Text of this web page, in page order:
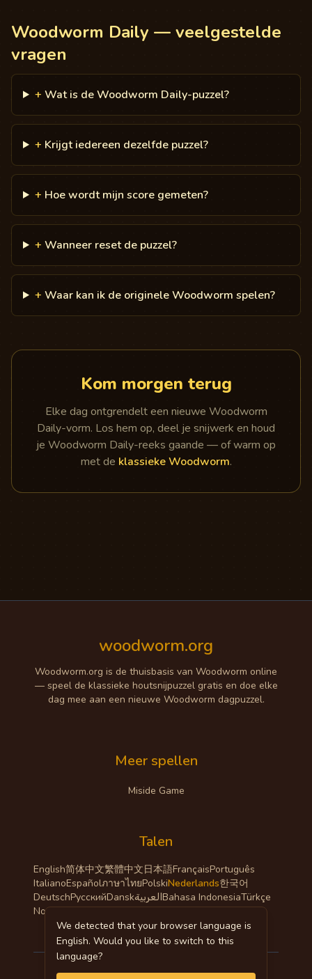
Woodworm Daily — veelgestelde
vragen
+ Wat is de Woodworm Daily-puzzel?
+ Krijgt iedereen dezelfde puzzel?
+ Hoe wordt mijn score gemeten?
+ Wanneer reset de puzzel?
+ Waar kan ik de originele Woodworm spelen?
Kom morgen terug
Elke dag ontgrendelt een nieuwe Woodworm
Daily-vorm. Los hem op, deel je snijwerk en houd
je Woodworm Daily-reeks gaande — of warm op
met de klassieke Woodworm.
woodworm.org
Woodworm.org is de thuisbasis van Woodworm online
— speel de klassieke houtsnijpuzzel gratis en doe elke
dag mee aan een nieuwe Woodworm dagpuzzel.
Meer spellen
Miside Game
Talen
English简体中文繁體中文日本語FrançaisPortuguês
ItalianoEspañolภาษาไทยPolskiNederlands한국어
DeutschРусскийDanskالعربيةBahasa IndonesiaTürkçe
Norsk
©2026woodworm.org.Alle rechten
We detected that your browser language is
English. Would you like to switch to this
language?